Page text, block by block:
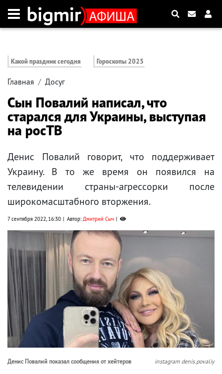
Какой праздник сегодня Гороскопы 2025
Главная Досуг
Сын Повалий написал, что
старался для Украины, выступая
на росТВ
Денис Повалий говорит, что поддерживает
Украину. В то же время он появился на
телевидении страны-агрессорки после
широкомасштабного вторжения.
7 сентября 2022, 16:30 Автор:Дмитрий Сыч
Денис Повалий показал сообщения от хейтеров instagram denis.povaliy